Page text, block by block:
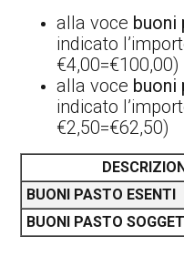
alla voce buoni
indicato
€4,00=€100,00)
alla voce buoni
indicato
€2,50=€62,50)
BUONI PASTO ESENTI
BUONI PASTO